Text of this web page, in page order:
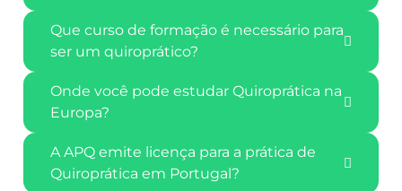
Que curso de formação é necessário para
ser um quiroprático?
Onde você pode estudar Quiroprática na
Europa?
A APQ emite licença para a prática de
Quiroprática em Portugal?